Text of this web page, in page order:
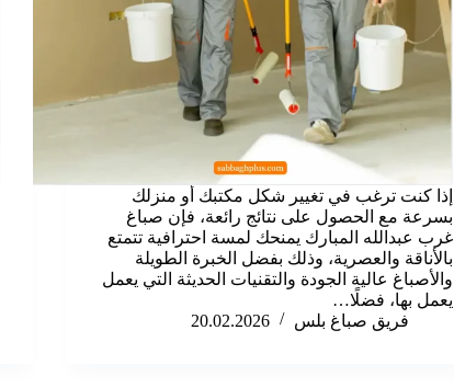
إذا كنت ترغب في تغيير شكل مكتبك أو منزلك
بسرعة مع الحصول على نتائج رائعة، فإن صباغ
غرب عبدالله المبارك يمنحك لمسة احترافية تتمتع
بالأناقة والعصرية، وذلك بفضل الخبرة الطويلة
والأصباغ عالية الجودة والتقنيات الحديثة التي يعمل
يعمل بها، فضلًا…
فريق صباغ بلس
20.02.2026